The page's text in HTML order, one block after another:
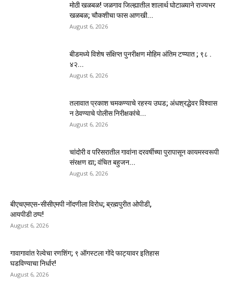
मोठी खळबळ! जळगाव जिल्ह्यातील शालार्थ घोटाळ्याने राज्यभर
खळबळ; चौकशीचा फास आणखी...
August 6, 2026
बीडमध्ये विशेष संक्षिप्त पुनरीक्षण मोहिम अंतिम टप्प्यात ; ९८ .
४२...
August 6, 2026
तलावात प्रकाश चमकण्याचे रहस्य उघड; अंधश्रद्धेवर विश्वास
न ठेवण्याचे पोलीस निरीक्षकांचे...
August 6, 2026
चांदोरी व परिसरातील गावांना दरवर्षीच्या पुरापासून कायमस्वरूपी
संरक्षण द्या; वंचित बहुजन...
August 6, 2026
बीएचएमएस-सीसीएमपी नोंदणीला विरोध; ब्रह्मपुरीत ओपीडी,
आयपीडी ठप्प!
August 6, 2026
गावागावांत रेल्वेचा रणशिंग; ९ ऑगस्टला गोंदे फाट्यावर इतिहास
घडविण्याचा निर्धार!
August 6, 2026